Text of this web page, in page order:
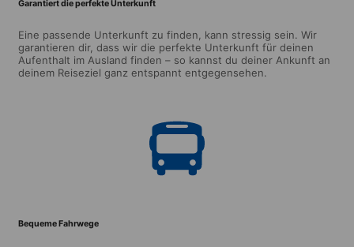
Garantiert die perfekte Unterkunft
Eine passende Unterkunft zu finden, kann stressig sein. Wir
garantieren dir, dass wir die perfekte Unterkunft für deinen
Aufenthalt im Ausland finden – so kannst du deiner Ankunft an
deinem Reiseziel ganz entspannt entgegensehen.
Bequeme Fahrwege